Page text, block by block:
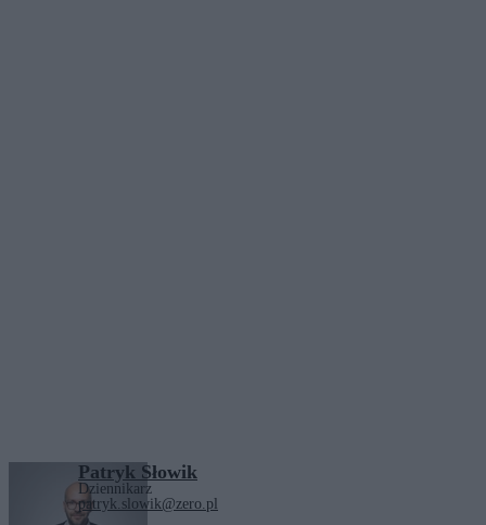
Patryk Słowik
Dziennikarz
patryk.slowik@zero.pl